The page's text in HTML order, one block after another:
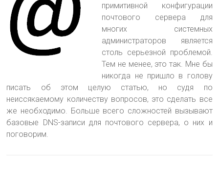
примитивной конфигурации
почтового сервера для
многих системных
администраторов является
столь серьезной проблемой.
Тем не менее, это так. Мне бы
никогда не пришло в голову
писать об этом целую статью, но судя по
неиссякаемому количеству вопросов, это сделать все
же необходимо. Больше всего сложностей вызывают
базовые DNS-записи для почтового сервера, о них и
поговорим.